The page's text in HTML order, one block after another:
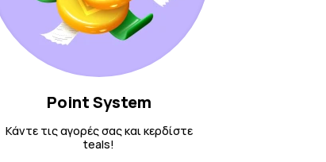
Point System
Κάντε τις αγορές σας και κερδίστε
teals!